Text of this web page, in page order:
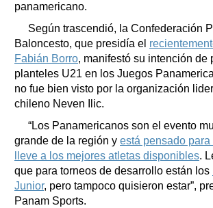
panamericano.
Según trascendió, la Confederación
Baloncesto, que presidía el
Fabián Borro, manifestó su intención de
planteles U21 en los Juegos
no fue bien visto por la organización
chileno Neven Ilic.
“Los Panamericanos son el evento
grande de la región y está pensado
lleve a los mejores atletas disponibles.
que para torneos de desarrollo están los
Junior, pero tampoco quisieron estar”,
Panam Sports.